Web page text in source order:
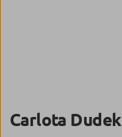
Carlota Dudek